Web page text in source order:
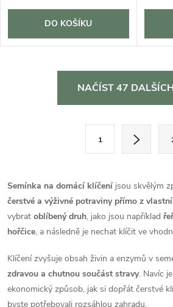
DO KOŠÍKU
d
a
c
í
p
NAČÍST 47 DALŠÍCH
á
n
k
o
v
á
n
í
1
Semínka na domácí klíčení jsou skvělým
čerstvé a výživné potraviny přímo z
vybrat oblíbený druh, jako jsou například
hořčice, a následně je nechat klíčit ve
Klíčení zvyšuje obsah živin a enzymů v
zdravou a chutnou součást stravy. Navíc
ekonomický způsob, jak si dopřát čerstvé
byste potřebovali rozsáhlou zahradu.